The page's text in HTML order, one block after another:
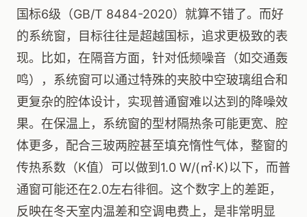
国标6级（GB/T 8484-2020）就算不错了。而好
的系统窗，目标往往是超越国标，追求更极致的表
现。比如，在隔音方面，针对低频噪音（如交通轰
鸣），系统窗可以通过特殊的夹胶中空玻璃组合和
更复杂的腔体设计，实现普通窗难以达到的降噪效
果。在保温上，系统窗的型材隔热条可能更宽、腔
体更多，配合三玻两腔甚至填充惰性气体，整窗的
传热系数（K值）可以做到1.0 W/(㎡·K)以下，而普
通窗可能还在2.0左右徘徊。这个数字上的差距，
反映在冬天室内温差和空调电费上，是非常明显